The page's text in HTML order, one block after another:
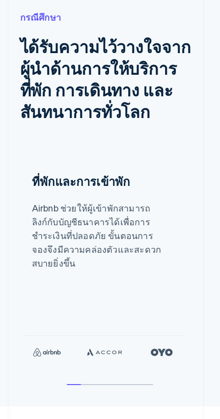
กรณีศึกษา
ได้รับความไว้วางใจจาก
ผู้นำด้านการให้บริการ
ที่พัก การเดินทาง และ
สันทนาการทั่วโลก
ที่พักและการเข้าพัก
Airbnb ช่วยให้ผู้เข้าพักสามารถ
ลิงก์กับบัญชีธนาคารได้เพื่อการ
ชำระเงินที่ปลอดภัย ขั้นตอนการ
จองจึงมีความคล่องตัวและสะดวก
สบายยิ่งขึ้น